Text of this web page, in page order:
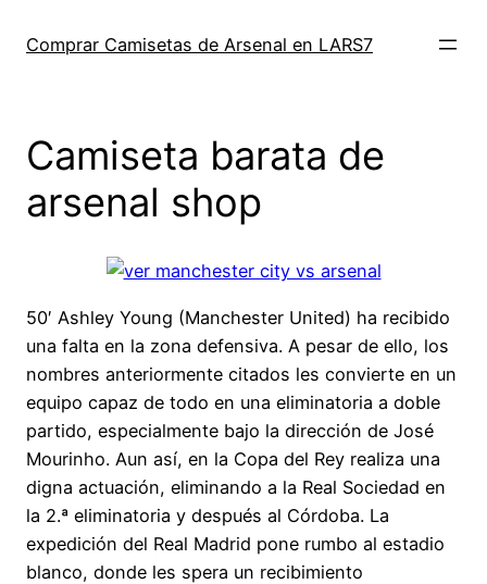
Comprar Camisetas de Arsenal en LARS7
Camiseta barata de
arsenal shop
50′ Ashley Young (Manchester United) ha recibido
una falta en la zona defensiva. A pesar de ello, los
nombres anteriormente citados les convierte en un
equipo capaz de todo en una eliminatoria a doble
partido, especialmente bajo la dirección de José
Mourinho. Aun así, en la Copa del Rey realiza una
digna actuación, eliminando a la Real Sociedad en
la 2.ª eliminatoria y después al Córdoba. La
expedición del Real Madrid pone rumbo al estadio
blanco, donde les spera un recibimiento